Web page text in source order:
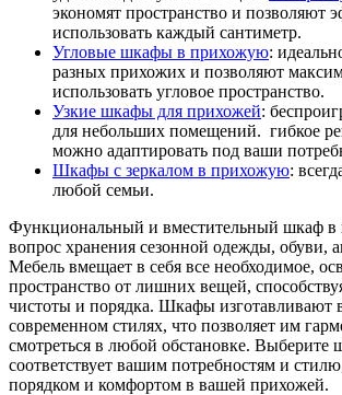
экономят пространство и позволяют
использовать каждый сантиметр.
Угловые шкафы в прихожую:
разных прихожих и позволяют
использовать угловое пространство.
Узкие шкафы для прихожей:
для небольших помещений. гибкое
можно адаптировать под ваши
Шкафы с зеркалом в прихожую:
любой семьи.
Функциональный и вместительный шкаф
вопрос хранения сезонной одежды, обуви,
Мебель вмещает в себя все необходимое,
пространство от лишних вещей,
чистоты и порядка. Шкафы изготавливают
современном стилях, что позволяет им
смотреться в любой обстановке. Выберите
соответствует вашим потребностям и
порядком и комфортом в вашей прихожей.